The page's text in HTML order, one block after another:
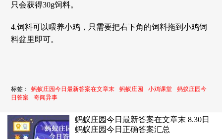
只会获得30g饲料。
4.饲料可以喂养小鸡，只需要把右下角的饲料拖到小鸡饲
料盆里即可。
标签： 蚂蚁庄园今日最新答案在文章末 蚂蚁庄园 小鸡课堂
蚂蚁庄园今
日答案
奇闻异事
蚂蚁庄园今日最新答案在文章末 8.30日
蚂蚁庄园今日正确答案汇总